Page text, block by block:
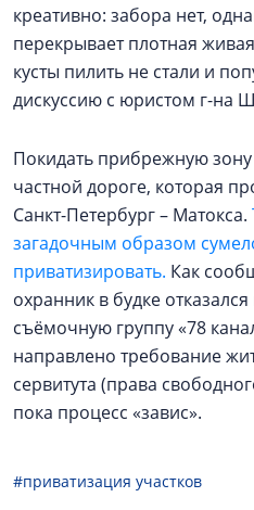
креативно: забора нет,
перекрывает плотная
кусты пилить не стали и
дискуссию с юристом г-на
Покидать прибрежную
частной дороге, которая
Санкт-Петербург – Матокса.
загадочным образом
приватизировать. Как
охранник в будке
съёмочную группу «78
направлено требование
сервитута (права
пока процесс «завис».
#приватизация участков